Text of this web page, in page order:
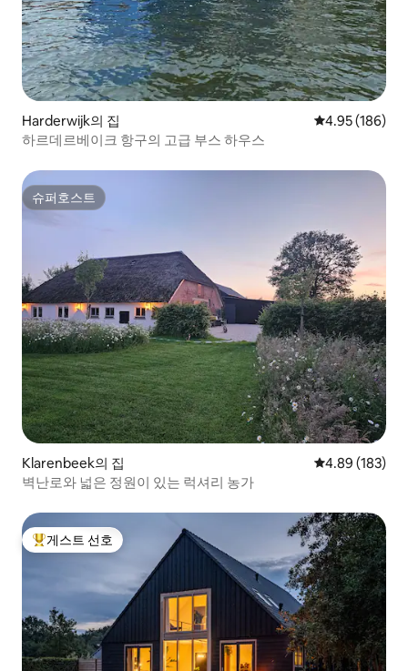
Harderwijk의 집 평점 4.95점(5
4.95 (186)
하르데르베이크 항구의 고급 부스 하우스
슈퍼호스트
슈퍼호스트
Klarenbeek의 집 평점 4.89점(5
4.89 (183)
벽난로와 넓은 정원이 있는 럭셔리 농가
상위 게스트 선호
게스트 선호